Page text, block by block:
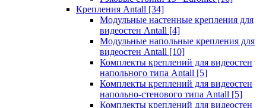
Крепления Antall [34]
Модульные настенные крепления для
видеостен Antall [4]
Модульные напольные крепления для
видеостен Antall [10]
Комплекты креплений для видеостен
напольного типа Antall [5]
Комплекты креплений для видеостен
напольно-стенового типа Antall [5]
Комплекты креплений для видеостен